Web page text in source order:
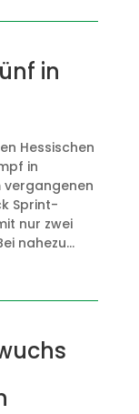
in
Hessischen
in
Sprint-
nur zwei
nahezu...